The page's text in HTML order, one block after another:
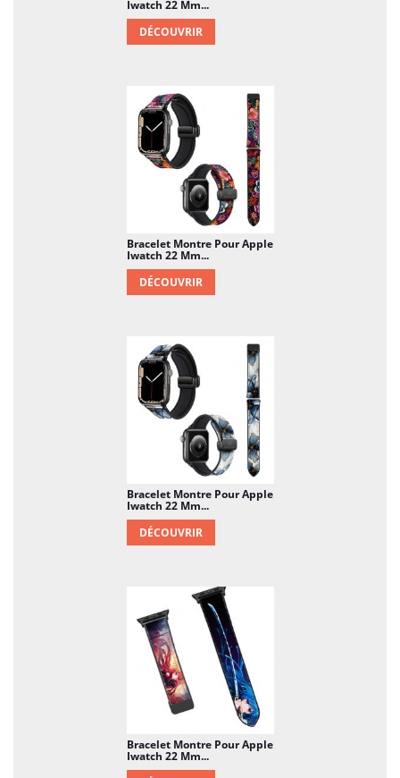
Iwatch 22 Mm...
DÉCOUVRIR
Bracelet Montre Pour Apple
Iwatch 22 Mm...
DÉCOUVRIR
Bracelet Montre Pour Apple
Iwatch 22 Mm...
DÉCOUVRIR
Bracelet Montre Pour Apple
Iwatch 22 Mm...